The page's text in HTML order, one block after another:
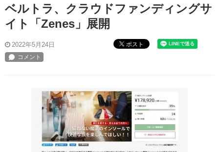
ベルトラ、クラウドファンディングサ
イト「Zenes」展開
2022年5月24日 ポスト